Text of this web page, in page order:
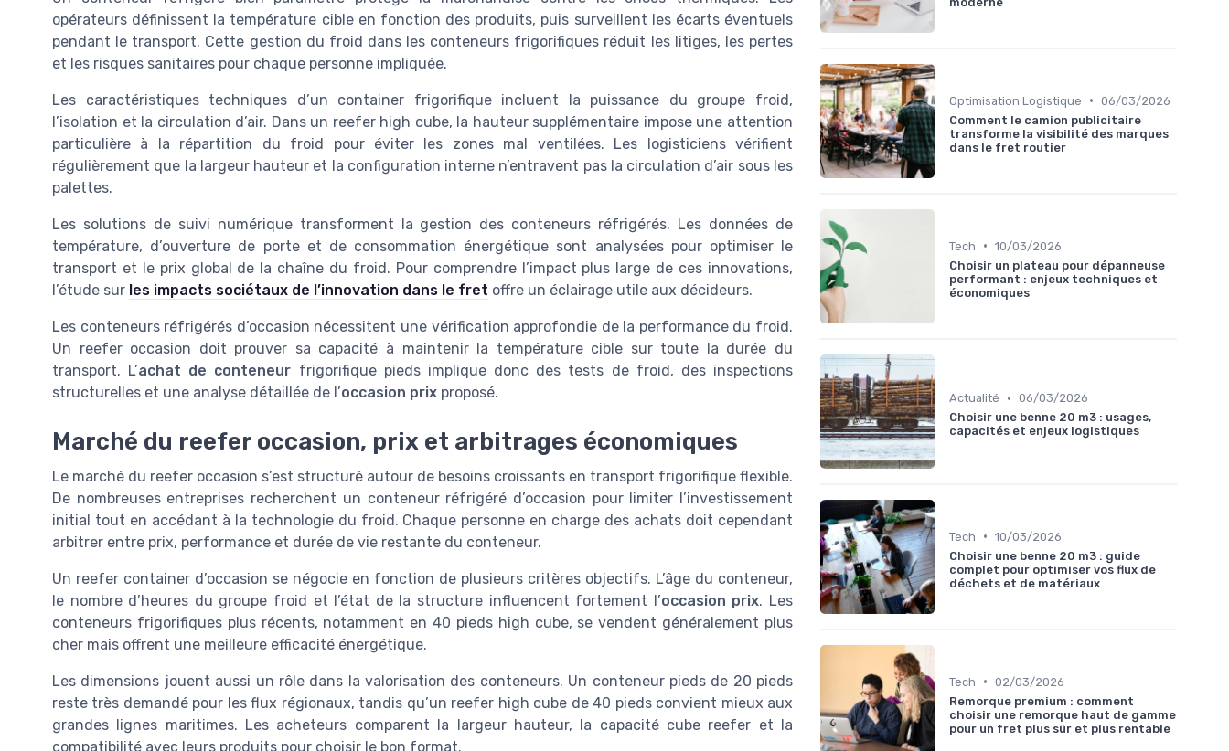
opérateurs définissent la température cible en fonction des produits, puis surveillent les écarts éventuels
pendant le transport. Cette gestion du froid dans les conteneurs frigorifiques réduit les litiges, les pertes
et les risques sanitaires pour chaque personne impliquée.
Les caractéristiques techniques d’un container frigorifique incluent la puissance du groupe froid,
l’isolation et la circulation d’air. Dans un reefer high cube, la hauteur supplémentaire impose une attention
particulière à la répartition du froid pour éviter les zones mal ventilées. Les logisticiens vérifient
régulièrement que la largeur hauteur et la configuration interne n’entravent pas la circulation d’air sous les
palettes.
Les solutions de suivi numérique transforment la gestion des conteneurs réfrigérés. Les données de
température, d’ouverture de porte et de consommation énergétique sont analysées pour optimiser le
transport et le prix global de la chaîne du froid. Pour comprendre l’impact plus large de ces innovations,
l’étude sur les impacts sociétaux de l’innovation dans le fret offre un éclairage utile aux décideurs.
Les conteneurs réfrigérés d’occasion nécessitent une vérification approfondie de la performance du froid.
Un reefer occasion doit prouver sa capacité à maintenir la température cible sur toute la durée du
transport. L’achat de conteneur frigorifique pieds implique donc des tests de froid, des inspections
structurelles et une analyse détaillée de l’occasion prix proposé.
Marché du reefer occasion, prix et arbitrages économiques
Le marché du reefer occasion s’est structuré autour de besoins croissants en transport frigorifique flexible.
De nombreuses entreprises recherchent un conteneur réfrigéré d’occasion pour limiter l’investissement
initial tout en accédant à la technologie du froid. Chaque personne en charge des achats doit cependant
arbitrer entre prix, performance et durée de vie restante du conteneur.
Un reefer container d’occasion se négocie en fonction de plusieurs critères objectifs. L’âge du conteneur,
le nombre d’heures du groupe froid et l’état de la structure influencent fortement l’occasion prix. Les
conteneurs frigorifiques plus récents, notamment en 40 pieds high cube, se vendent généralement plus
cher mais offrent une meilleure efficacité énergétique.
Les dimensions jouent aussi un rôle dans la valorisation des conteneurs. Un conteneur pieds de 20 pieds
reste très demandé pour les flux régionaux, tandis qu’un reefer high cube de 40 pieds convient mieux aux
grandes lignes maritimes. Les acheteurs comparent la largeur hauteur, la capacité cube reefer et la
compatibilité avec leurs produits pour choisir le bon format.
Optimisation Logistique • 06/03/2026
Comment le camion publicitaire
transforme la visibilité des marques
dans le fret routier
Tech • 10/03/2026
Choisir un plateau pour dépanneuse
performant : enjeux techniques et
économiques
Actualité • 06/03/2026
Choisir une benne 20 m3 : usages,
capacités et enjeux logistiques
Tech • 10/03/2026
Choisir une benne 20 m3 : guide
complet pour optimiser vos flux de
déchets et de matériaux
Tech • 02/03/2026
Remorque premium : comment
choisir une remorque haut de gamme
pour un fret plus sûr et plus rentable